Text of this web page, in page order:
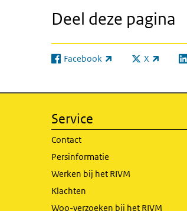
Deel deze pagina
Facebook
(externe link) X
(externe link)
Service
Contact
Persinformatie
Werken bij het RIVM
Klachten
Woo-verzoeken bij het RIVM